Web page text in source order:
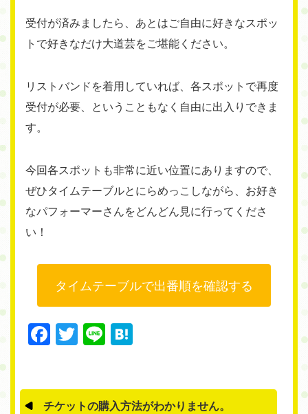
受付が済みましたら、あとはご自由に好きなスポッ
トで好きなだけ大道芸をご堪能ください。
リストバンドを着用していれば、各スポットで再度
受付が必要、ということもなく自由に出入りできま
す。
今回各スポットも非常に近い位置にありますので、
ぜひタイムテーブルとにらめっこしながら、お好き
なパフォーマーさんをどんどん見に行ってくださ
い！
タイムテーブルで出番順を確認する
Facebook
Twitter
Line
チケットの購入方法がわかりません。